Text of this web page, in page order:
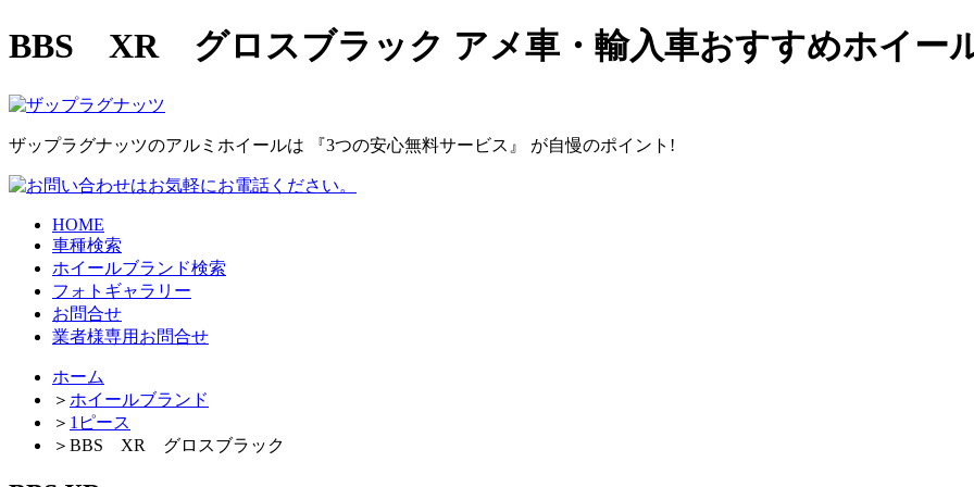
BBS XR グロスブラック アメ車・輸入車おすすめホイー
ザップラグナッツのアルミホイールは 『3つの安心無料サービス』 が自慢のポイント!
HOME
車種検索
ホイールブランド検索
フォトギャラリー
お問合せ
業者様専用お問合せ
ホーム
＞ ホイールブランド
＞ 1ピース
＞ BBS XR グロスブラック